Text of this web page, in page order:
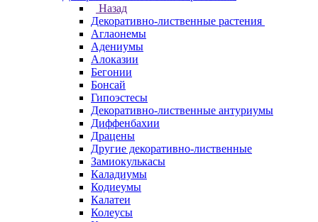
Назад
Декоративно-лиственные растения
Аглаонемы
Адениумы
Алоказии
Бегонии
Бонсай
Гипоэстесы
Декоративно-лиственные антуриумы
Диффенбахии
Драцены
Другие декоративно-лиственные
Замиокулькасы
Каладиумы
Кодиеумы
Калатеи
Колеусы